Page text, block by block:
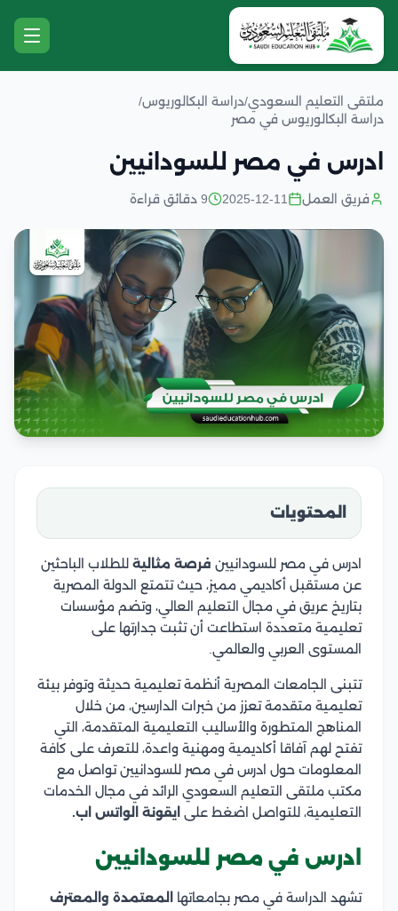
ملتقى التعليم السعودي/دراسة البكالوريوس/
دراسة البكالوريوس في مصر
ادرس في مصر للسودانيين
فريق العمل 2025-12-11 9 دقائق قراءة
المحتويات
ادرس في مصر للسودانيين فرصة مثالية للطلاب الباحثين
عن مستقبل أكاديمي مميز، حيث تتمتع الدولة المصرية
بتاريخ عريق في مجال التعليم العالي، وتضم مؤسسات
تعليمية متعددة استطاعت أن تثبت جدارتها على
المستوى العربي والعالمي.
تتبنى الجامعات المصرية أنظمة تعليمية حديثة وتوفر بيئة
تعليمية متقدمة تعزز من خبرات الدارسين، من خلال
المناهج المتطورة والأساليب التعليمية المتقدمة، التي
تفتح لهم آفاقا أكاديمية ومهنية واعدة، للتعرف على كافة
المعلومات حول ادرس في مصر للسودانيين تواصل مع
مكتب ملتقى التعليم السعودي الرائد في مجال الخدمات
التعليمية، للتواصل اضغط على ايقونة الواتس اب.
ادرس في مصر للسودانيين
تشهد الدراسة في مصر بجامعاتها
المعتمدة والمعترف